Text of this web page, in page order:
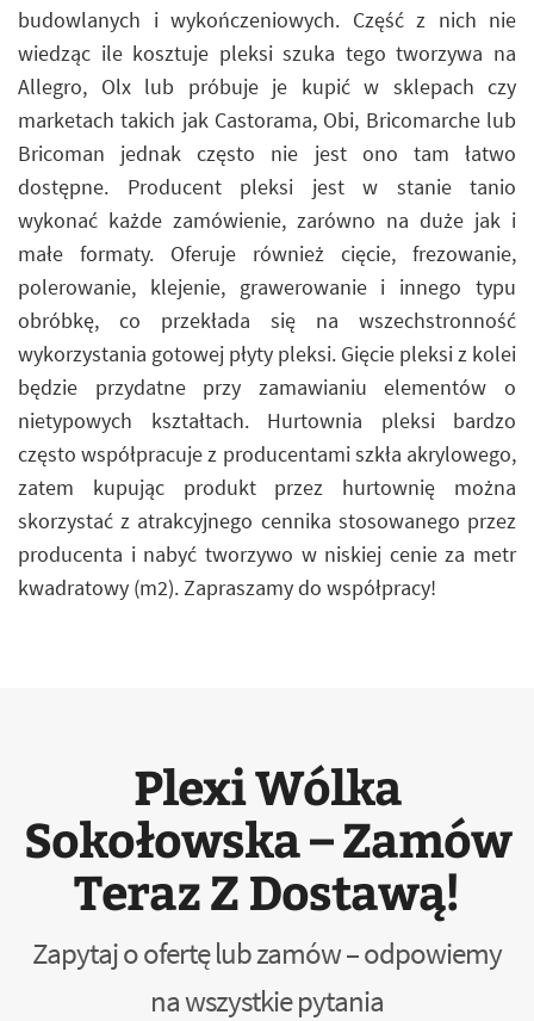
budowlanych i wykończeniowych. Część z nich nie
wiedząc ile kosztuje pleksi szuka tego tworzywa na
Allegro, Olx lub próbuje je kupić w sklepach czy
marketach takich jak Castorama, Obi, Bricomarche lub
Bricoman jednak często nie jest ono tam łatwo
dostępne. Producent pleksi jest w stanie tanio
wykonać każde zamówienie, zarówno na duże jak i
małe formaty. Oferuje również cięcie, frezowanie,
polerowanie, klejenie, grawerowanie i innego typu
obróbkę, co przekłada się na wszechstronność
wykorzystania gotowej płyty pleksi. Gięcie pleksi z kolei
będzie przydatne przy zamawianiu elementów o
nietypowych kształtach. Hurtownia pleksi bardzo
często współpracuje z producentami szkła akrylowego,
zatem kupując produkt przez hurtownię można
skorzystać z atrakcyjnego cennika stosowanego przez
producenta i nabyć tworzywo w niskiej cenie za metr
kwadratowy (m2). Zapraszamy do współpracy!
Plexi Wólka
Sokołowska – Zamów
Teraz Z Dostawą!
Zapytaj o ofertę lub zamów – odpowiemy
na wszystkie pytania